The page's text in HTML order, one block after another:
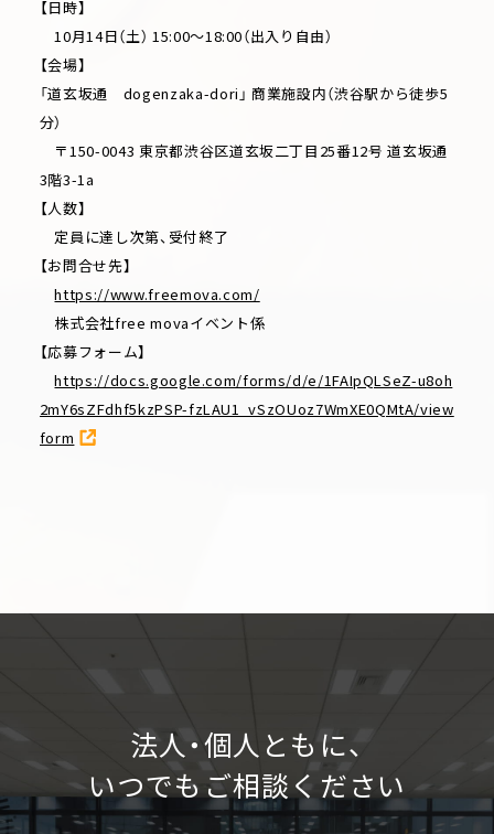
【日時】
10月14日（土） 15:00～18:00（出入り自由）
【会場】
「道玄坂通 dogenzaka-dori」 商業施設内（渋谷駅から徒歩5
分）
〒150-0043 東京都渋谷区道玄坂二丁目25番12号 道玄坂通
3階3-1a
【人数】
定員に達し次第、受付終了
【お問合せ先】
https://www.freemova.com/
株式会社free movaイベント係
【応募フォーム】
https://docs.google.com/forms/d/e/1FAIpQLSeZ-u8oh
2mY6sZFdhf5kzPSP-fzLAU1_vSzOUoz7WmXE0QMtA/view
form
法人・個人ともに、
いつでもご相談ください